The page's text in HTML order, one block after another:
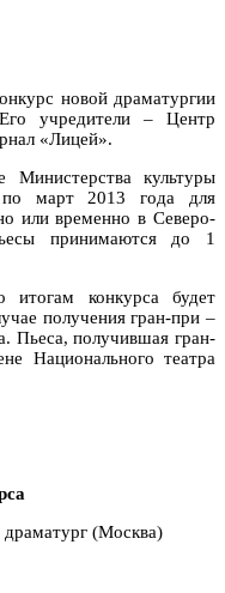
новой драматургии
учредители – Центр
«Лицей».
Министерства культуры
март 2013 года для
или временно в Северо-
принимаются до 1
конкурса будет
получения гран-при –
Пьеса, получившая гран-
Национального театра
драматург (Москва)